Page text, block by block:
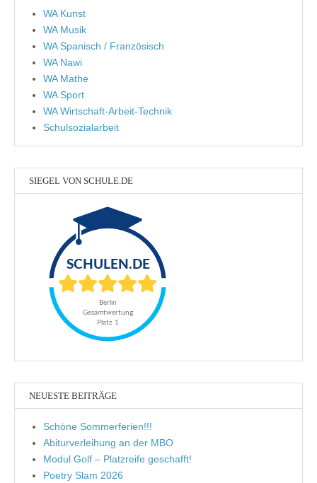
WA Kunst
WA Musik
WA Spanisch / Französisch
WA Nawi
WA Mathe
WA Sport
WA Wirtschaft-Arbeit-Technik
Schulsozialarbeit
SIEGEL VON SCHULE.DE
NEUESTE BEITRÄGE
Schöne Sommerferien!!!
Abiturverleihung an der MBO
Modul Golf – Platzreife geschafft!
Poetry Slam 2026